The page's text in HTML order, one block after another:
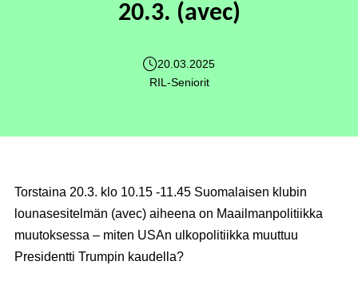
20.3. (avec)
20.03.2025
RIL-Seniorit
Torstaina 20.3. klo 10.15 -11.45 Suomalaisen klubin
lounasesitelmän (avec) aiheena on Maailmanpolitiikka
muutoksessa – miten USAn ulkopolitiikka muuttuu
Presidentti Trumpin kaudella?